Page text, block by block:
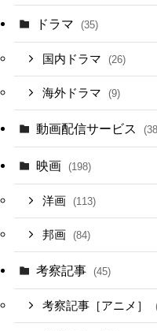
ドラマ (35)
国内ドラマ (26)
海外ドラマ (9)
動画配信サービス
映画 (198)
洋画 (113)
邦画 (84)
考察記事 (45)
考察記事［アニメ］